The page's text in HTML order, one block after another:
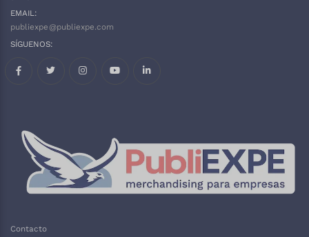
EMAIL:
publiexpe@publiexpe.com
SÍGUENOS:
Contacto